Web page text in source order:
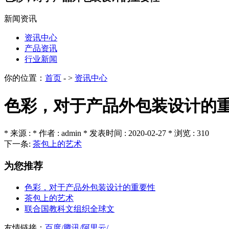
新闻资讯
资讯中心
产品资讯
行业新闻
你的位置： 首页 - > 资讯中心
色彩，对于产品外包装设计的
* 来源 : * 作者 : admin * 发表时间 : 2020-02-27 * 浏览 : 310
下一条: 茶包上的艺术
为您推荐
色彩，对于产品外包装设计的重要性
茶包上的艺术
联合国教科文组织全球文